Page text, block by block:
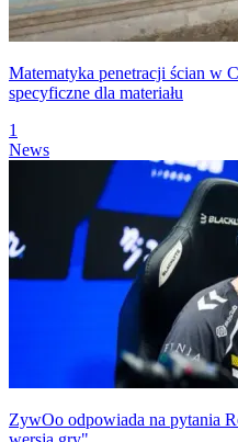
Matematyka penetracji ścian w
specyficzne dla materiału
1
News
ZywOo odpowiada na pytania